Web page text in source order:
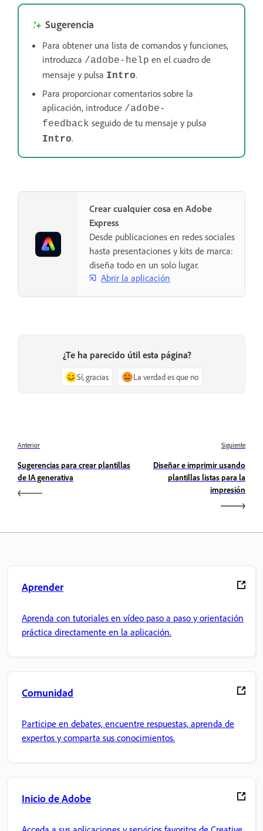
Sugerencia
Para obtener una lista de comandos y funciones,
introduzca /adobe-help en el cuadro de
mensaje y pulsa Intro.
Para proporcionar comentarios sobre la
aplicación, introduce /adobe-
feedback seguido de tu mensaje y pulsa
Intro.
Crear cualquier cosa en Adobe
Express
Desde publicaciones en redes sociales
hasta presentaciones y kits de marca:
diseña todo en un solo lugar.
Abrir la aplicación
¿Te ha parecido útil esta página?
Sí, gracias La verdad es que no
Anterior
Sugerencias para crear plantillas
de IA generativa
Siguiente
Diseñar e imprimir usando
plantillas listas para la
impresión
Aprender
Aprenda con tutoriales en vídeo paso a paso y orientación
práctica directamente en la aplicación.
Comunidad
Participe en debates, encuentre respuestas, aprenda de
expertos y comparta sus conocimientos.
Inicio de Adobe